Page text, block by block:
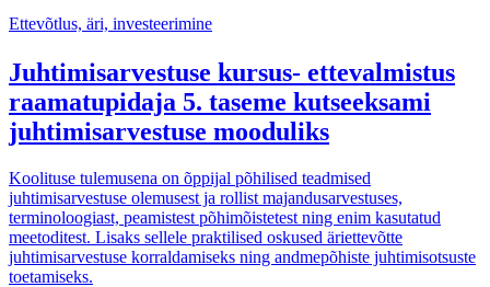
Ettevõtlus, äri, investeerimine
Juhtimisarvestuse kursus- ettevalmistus
raamatupidaja 5. taseme kutseeksami
juhtimisarvestuse mooduliks
Koolituse tulemusena on õppijal põhilised teadmised
juhtimisarvestuse olemusest ja rollist majandusarvestuses,
terminoloogiast, peamistest põhimõistetest ning enim kasutatud
meetoditest. Lisaks sellele praktilised oskused äriettevõtte
juhtimisarvestuse korraldamiseks ning andmepõhiste juhtimisotsuste
toetamiseks.